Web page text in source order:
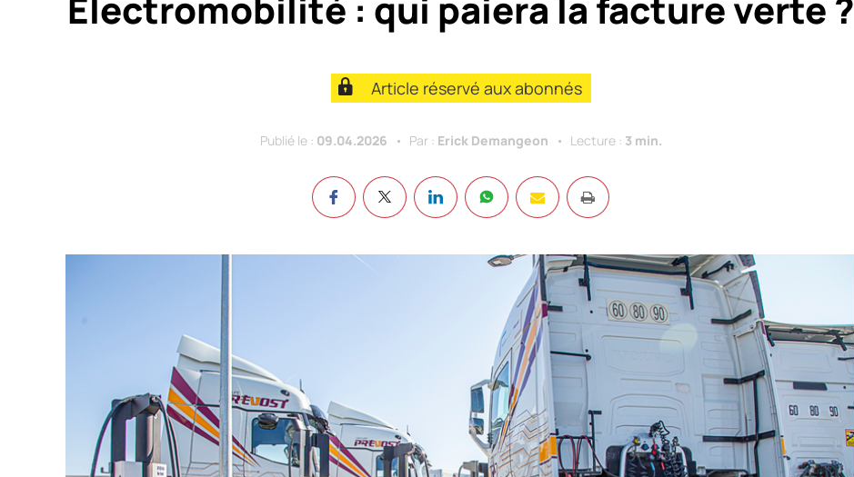
Article réservé aux abonnés
Publié le : 09.04.2026 Par : Erick Demangeon Lecture : 3 min.